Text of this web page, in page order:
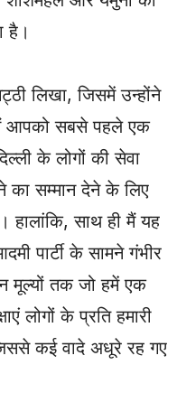
है।
लिखा, जिसमें उन्होंने
आपको सबसे पहले एक
के लोगों की सेवा
का सम्मान देने के लिए
हालांकि, साथ ही मैं यह
पार्टी के सामने गंभीर
मूल्यों तक जो हमें एक
लोगों के प्रति हमारी
कई वादे अधूरे रह गए